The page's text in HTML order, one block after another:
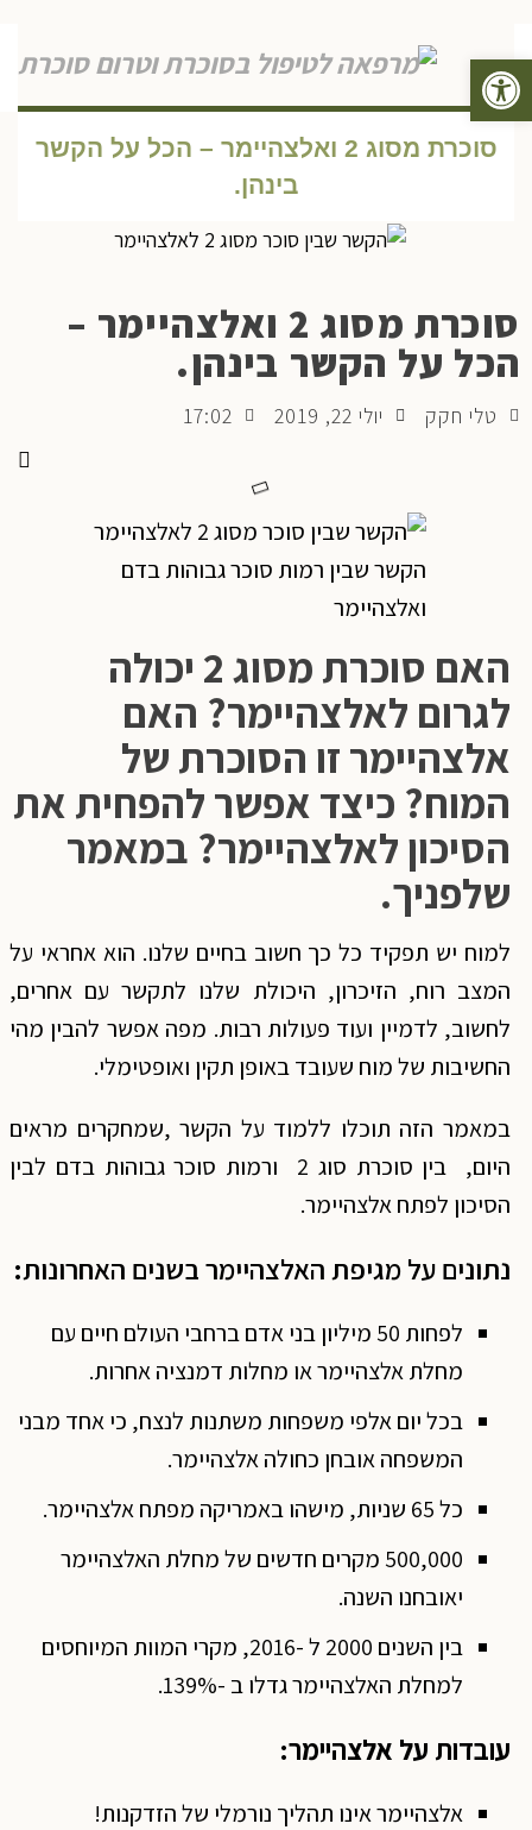
פתח סרגל נגישות
תפריט
סוכרת מסוג 2 ואלצהיימר – הכל על הקשר
בינהן.
סוכרת מסוג 2 ואלצהיימר –
הכל על הקשר בינהן.
טלי חקק יולי 22, 2019 17:02
הקשר שבין רמות סוכר גבוהות בדם
ואלצהיימר
האם סוכרת מסוג 2 יכולה
לגרום לאלצהיימר? האם
אלצהיימר זו הסוכרת של
המוח? כיצד אפשר להפחית את
הסיכון לאלצהיימר? במאמר
שלפניך.
למוח יש תפקיד כל כך חשוב בחיים שלנו. הוא אחראי על
המצב רוח, הזיכרון, היכולת שלנו לתקשר עם אחרים,
לחשוב, לדמיין ועוד פעולות רבות. מפה אפשר להבין מהי
החשיבות של מוח שעובד באופן תקין ואופטימלי.
במאמר הזה תוכלו ללמוד על הקשר ,שמחקרים מראים
היום, בין סוכרת סוג 2 ורמות סוכר גבוהות בדם לבין
הסיכון לפתח אלצהיימר.
נתונים על מגיפת האלצהיימר בשנים האחרונות:
לפחות 50 מיליון בני אדם ברחבי העולם חיים עם
מחלת אלצהיימר או מחלות דמנציה אחרות.
בכל יום אלפי משפחות משתנות לנצח, כי אחד מבני
המשפחה אובחן כחולה אלצהיימר.
כל 65 שניות, מישהו באמריקה מפתח אלצהיימר.
500,000 מקרים חדשים של מחלת האלצהיימר
יאובחנו השנה.
בין השנים 2000 ל -2016, מקרי המוות המיוחסים
למחלת האלצהיימר גדלו ב -139%.
עובדות על אלצהיימר:
אלצהיימר אינו תהליך נורמלי של הזדקנות!